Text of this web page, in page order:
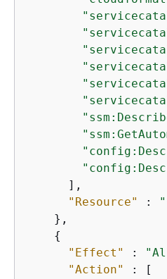
      ],
"Resource"
:
    },
{
"Effect"
:
"Action"
: [